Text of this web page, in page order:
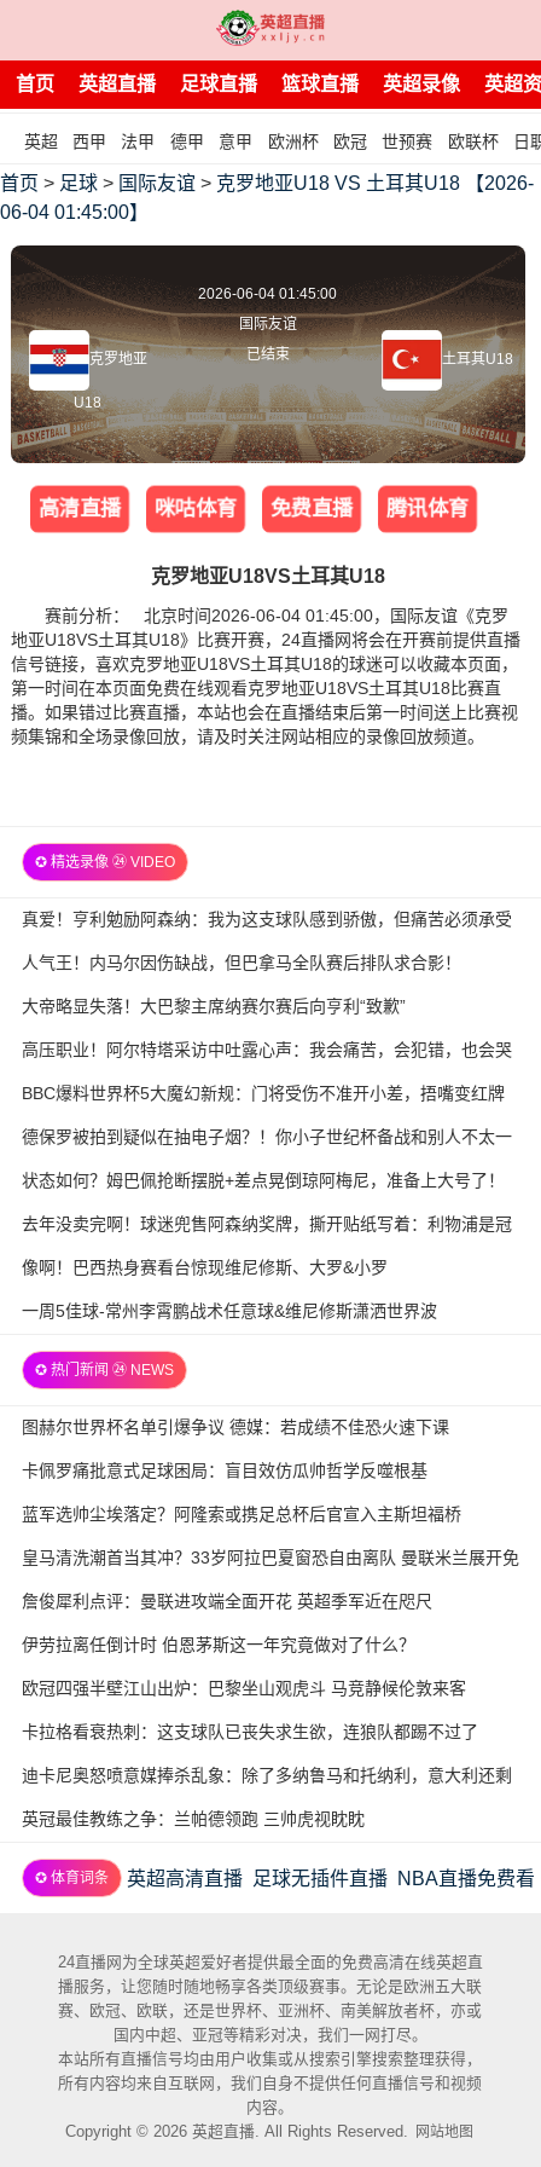
首页 英超直播 足球直播 篮球直播 英超录像 英超
英超 西甲 法甲 德甲 意甲 欧洲杯 欧冠 世预赛 欧联杯 日
首页 > 足球 > 国际友谊 > 克罗地亚U18 VS 土耳其U18 【2026-
06-04 01:45:00】
克罗地亚
U18
2026-06-04 01:45:00
国际友谊
已结束
土耳其U18
高清直播 咪咕体育 免费直播 腾讯体育
克罗地亚U18VS土耳其U18
赛前分析： 北京时间2026-06-04 01:45:00，国际友谊《克罗
地亚U18VS土耳其U18》比赛开赛，24直播网将会在开赛前提供直播
信号链接，喜欢克罗地亚U18VS土耳其U18的球迷可以收藏本页面，
第一时间在本页面免费在线观看克罗地亚U18VS土耳其U18比赛直
播。如果错过比赛直播，本站也会在直播结束后第一时间送上比赛视
频集锦和全场录像回放，请及时关注网站相应的录像回放频道。
✪ 精选录像 ㉔ VIDEO
真爱！亨利勉励阿森纳：我为这支球队感到骄傲，但痛苦必须承受
人气王！内马尔因伤缺战，但巴拿马全队赛后排队求合影！
大帝略显失落！大巴黎主席纳赛尔赛后向亨利“致歉”
高压职业！阿尔特塔采访中吐露心声：我会痛苦，会犯错，也会哭
BBC爆料世界杯5大魔幻新规：门将受伤不准开小差，捂嘴变红牌
德保罗被拍到疑似在抽电子烟？！你小子世纪杯备战和别人不太一
样
状态如何？姆巴佩抢断摆脱+差点晃倒琼阿梅尼，准备上大号了！
去年没卖完啊！球迷兜售阿森纳奖牌，撕开贴纸写着：利物浦是冠
军
像啊！巴西热身赛看台惊现维尼修斯、大罗&小罗
一周5佳球-常州李霄鹏战术任意球&维尼修斯潇洒世界波
✪ 热门新闻 ㉔ NEWS
图赫尔世界杯名单引爆争议 德媒：若成绩不佳恐火速下课
卡佩罗痛批意式足球困局：盲目效仿瓜帅哲学反噬根基
蓝军选帅尘埃落定？阿隆索或携足总杯后官宣入主斯坦福桥
皇马清洗潮首当其冲？33岁阿拉巴夏窗恐自由离队 曼联米兰展开免
签争夺战
詹俊犀利点评：曼联进攻端全面开花 英超季军近在咫尺
伊劳拉离任倒计时 伯恩茅斯这一年究竟做对了什么？
欧冠四强半壁江山出炉：巴黎坐山观虎斗 马竞静候伦敦来客
卡拉格看衰热刺：这支球队已丧失求生欲，连狼队都踢不过了
迪卡尼奥怒喷意媒捧杀乱象：除了多纳鲁马和托纳利，意大利还剩
几个真球星？
英冠最佳教练之争：兰帕德领跑 三帅虎视眈眈
✪ 体育词条 英超高清直播 足球无插件直播 NBA直播免费看
24直播网为全球英超爱好者提供最全面的免费高清在线英超直
播服务，让您随时随地畅享各类顶级赛事。无论是欧洲五大联
赛、欧冠、欧联，还是世界杯、亚洲杯、南美解放者杯，亦或
国内中超、亚冠等精彩对决，我们一网打尽。
本站所有直播信号均由用户收集或从搜索引擎搜索整理获得，
所有内容均来自互联网，我们自身不提供任何直播信号和视频
内容。
Copyright © 2026 英超直播. All Rights Reserved.
网站地图